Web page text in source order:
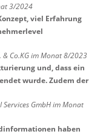
3/2024
viel Erfahrung
& Co.KG im Monat 8/2023
und, dass ein
wurde. Zudem der
GmbH im Monat
haben